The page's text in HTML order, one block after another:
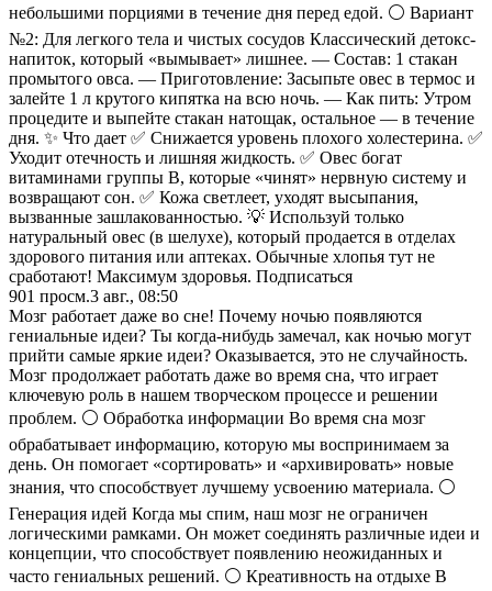
небольшими порциями в течение дня перед едой. ⚪️ Вариант
№2: Для легкого тела и чистых сосудов Классический детокс-
напиток, который «вымывает» лишнее. — Состав: 1 стакан
промытого овса. — Приготовление: Засыпьте овес в термос и
залейте 1 л крутого кипятка на всю ночь. — Как пить: Утром
процедите и выпейте стакан натощак, остальное — в течение
дня. ✨ Что дает ✅ Снижается уровень плохого холестерина. ✅
Уходит отечность и лишняя жидкость. ✅ Овес богат
витаминами группы B, которые «чинят» нервную систему и
возвращают сон. ✅ Кожа светлеет, уходят высыпания,
вызванные зашлакованностью. 💡 Используй только
натуральный овес (в шелухе), который продается в отделах
здорового питания или аптеках. Обычные хлопья тут не
сработают! Максимум здоровья. Подписаться
901 просм.3 авг., 08:50
Мозг работает даже во сне! Почему ночью появляются
гениальные идеи? Ты когда-нибудь замечал, как ночью могут
прийти самые яркие идеи? Оказывается, это не случайность.
Мозг продолжает работать даже во время сна, что играет
ключевую роль в нашем творческом процессе и решении
проблем. ⚪️ Обработка информации Во время сна мозг
обрабатывает информацию, которую мы воспринимаем за
день. Он помогает «сортировать» и «архивировать» новые
знания, что способствует лучшему усвоению материала. ⚪️
Генерация идей Когда мы спим, наш мозг не ограничен
логическими рамками. Он может соединять различные идеи и
концепции, что способствует появлению неожиданных и
часто гениальных решений. ⚪️ Креативность на отдыхе В